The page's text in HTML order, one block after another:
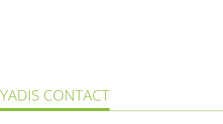
YADIS CONTACT